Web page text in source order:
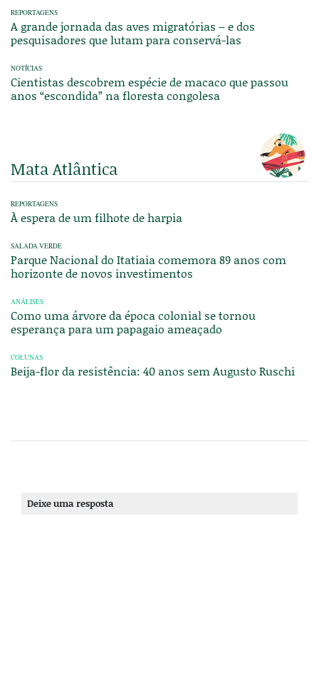
REPORTAGENS
A grande jornada das aves migratórias – e dos
pesquisadores que lutam para conservá-las
NOTÍCIAS
Cientistas descobrem espécie de macaco que passou
anos “escondida” na floresta congolesa
Mata Atlântica
REPORTAGENS
À espera de um filhote de harpia
SALADA VERDE
Parque Nacional do Itatiaia comemora 89 anos com
horizonte de novos investimentos
ANÁLISES
Como uma árvore da época colonial se tornou
esperança para um papagaio ameaçado
COLUNAS
Beija-flor da resistência: 40 anos sem Augusto Ruschi
Deixe uma resposta